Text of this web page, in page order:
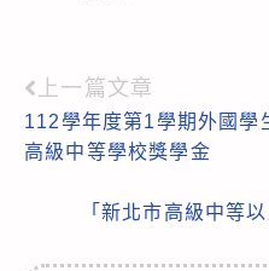
Read
more
上一篇文章
112學年度第1學期外國學
高級中等學校獎學金
「新北市高級中等